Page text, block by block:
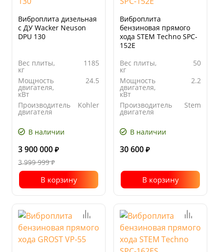
Виброплита дизельная
с ДУ Wacker Neuson
DPU 130
Вес плиты,
кг
1185
Мощность
двигателя,
кВт
24.5
Производитель
двигателя
Kohler
основания
плиты, мм
В наличии
3 900 000 ₽
3 999 999₽
В корзину
Виброплита
бензиновая прямого
хода STEM Techno SPC-
152Е
Вес плиты,
кг
50
Мощность
двигателя,
кВт
2.2
Производитель
двигателя
Stem
основания
плиты, мм
В наличии
30 600 ₽
В корзину